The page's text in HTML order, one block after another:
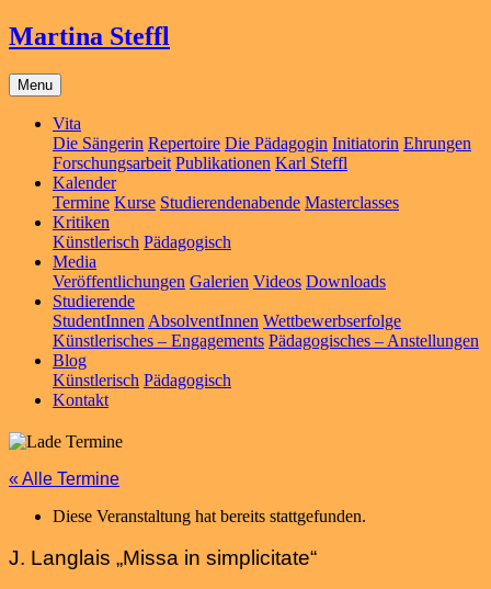
Martina Steffl
Menu
Vita
Die Sängerin Repertoire Die Pädagogin Initiatorin Ehrungen
Forschungsarbeit Publikationen Karl Steffl
Kalender
Termine Kurse Studierendenabende Masterclasses
Kritiken
Künstlerisch Pädagogisch
Media
Veröffentlichungen Galerien Videos Downloads
Studierende
StudentInnen AbsolventInnen Wettbewerbserfolge
Künstlerisches – Engagements Pädagogisches – Anstellungen
Blog
Künstlerisch Pädagogisch
Kontakt
« Alle Termine
Diese Veranstaltung hat bereits stattgefunden.
J. Langlais „Missa in simplicitate“